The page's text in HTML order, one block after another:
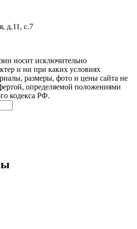
д.11, с.7
носит исключительно
и ни при каких условиях
размеры, фото и цены сайта не
определяемой положениями
кодекса РФ.